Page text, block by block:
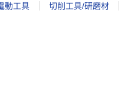
動工具 切削工具/研磨材